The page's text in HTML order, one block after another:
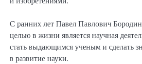
С ранних лет Павел Павлович
целью в жизни является научная
стать выдающимся ученым и сделать
в развитие науки.